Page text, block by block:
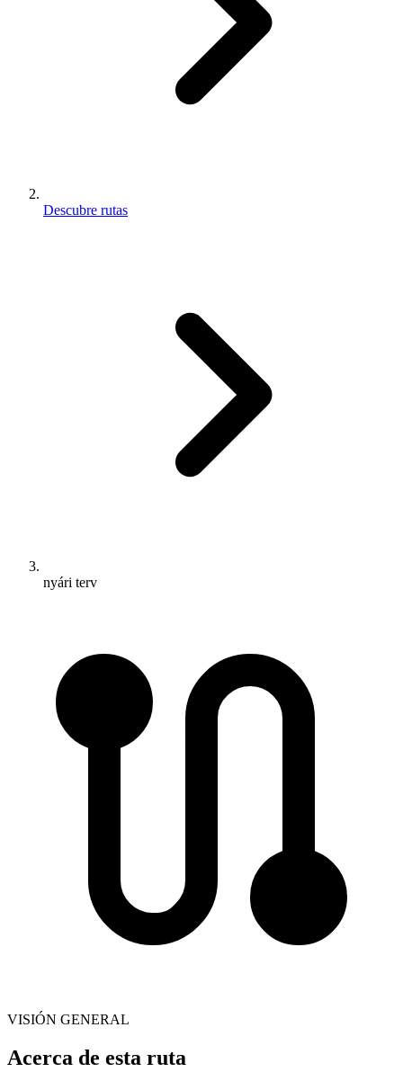
Descubre rutas
nyári terv
VISIÓN GENERAL
Acerca de esta ruta